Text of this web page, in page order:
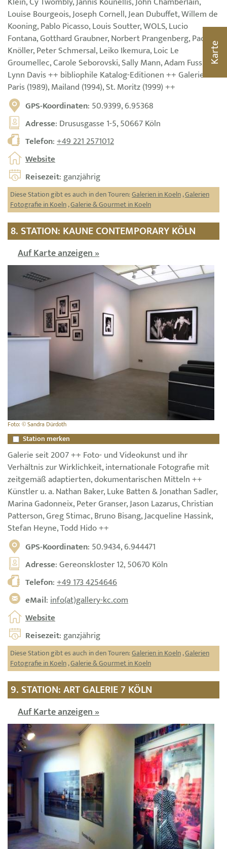
Louise Bourgeois, Joseph Cornell, Jean Dubuffet, Willem de
Kooning, Pablo Picasso, Louis Soutter, WOLS, Lucio
Fontana, Gotthard Graubner, Norbert Prangenberg, Paco
Knöller, Peter Schmersal, Leiko Ikemura, Loic Le
Groumellec, Carole Seborovski, Sally Mann, Adam Fuss,
Lynn Davis ++ bibliophile Katalog-Editionen ++ Galerien in
Paris (1989), Mailand (1994), St. Moritz (1999) ++
GPS-Koordinaten: 50.9399, 6.95368
Adresse: Drususgasse 1-5, 50667 Köln
Telefon:+49 221 2571012
Website
Reisezeit: ganzjährig
Diese Station gibt es auch in den Touren:Galerien in Koeln,Galerien
Fotografie in Koeln,Galerie & Gourmet in Koeln
8. STATION: KAUNE CONTEMPORARY KÖLN
Auf Karte anzeigen »
Foto: © Sandra Dürdoth
Station merken
Galerie seit 2007 ++ Foto- und Videokunst und ihr
Verhältnis zur Wirklichkeit, internationale Fotografie mit
zeitgemäß adaptierten, dokumentarischen Mitteln ++
Künstler u. a. Nathan Baker, Luke Batten & Jonathan Sadler,
Marina Gadonneix, Peter Granser, Jason Lazarus, Christian
Patterson, Greg Stimac, Bruno Bisang, Jacqueline Hassink,
Stefan Heyne, Todd Hido ++
GPS-Koordinaten: 50.9434, 6.944471
Adresse: Gereonskloster 12, 50670 Köln
Telefon:+49 173 4254646
eMail:info(at)gallery-kc.com
Website
Reisezeit: ganzjährig
Diese Station gibt es auch in den Touren:Galerien in Koeln,Galerien
Fotografie in Koeln,Galerie & Gourmet in Koeln
9. STATION: ART GALERIE 7 KÖLN
Auf Karte anzeigen »
Karte